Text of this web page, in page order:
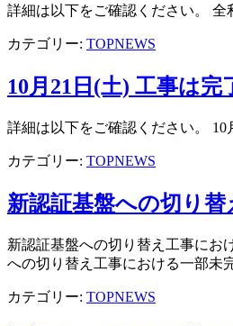
詳細は以下をご確認ください。
カテゴリー: TOPNEWS
10月21日(土) 工事は
詳細は以下をご確認ください。
カテゴリー: TOPNEWS
新認証基盤への切り
新認証基盤への切り替え工事にお
への切り替え工事における一部未
カテゴリー: TOPNEWS